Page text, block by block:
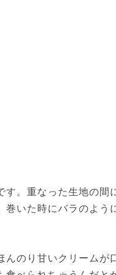
。重なった生地の間
いた時にバラのよう
のり甘いクリームが